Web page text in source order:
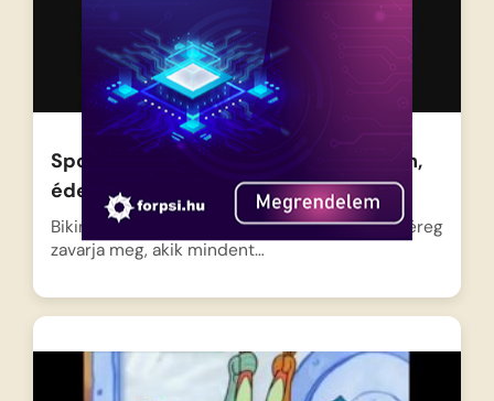
SpongyaBob – Kockanadrág – Otthon,
édes ananász
Bikinifenék nyugalmát egy csapat éhes fonálféreg
zavarja meg, akik mindent…